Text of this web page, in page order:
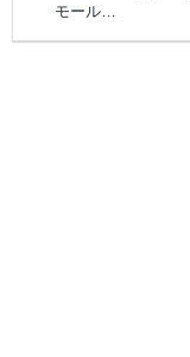
モール…